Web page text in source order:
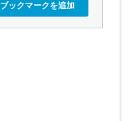
ブックマークを追加